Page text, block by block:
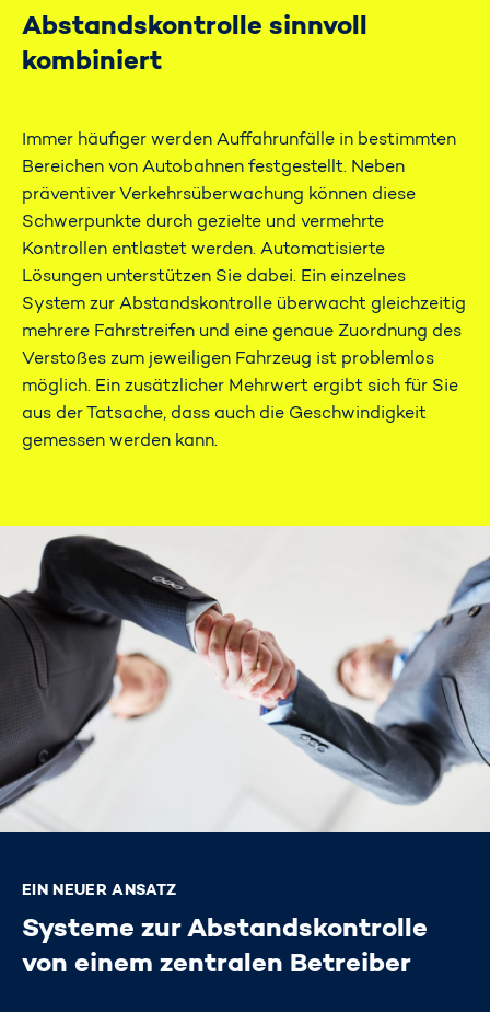
Abstandskontrolle sinnvoll
kombiniert
Immer häufiger werden Auffahrunfälle in bestimmten
Bereichen von Autobahnen festgestellt. Neben
präventiver Verkehrsüberwachung können diese
Schwerpunkte durch gezielte und vermehrte
Kontrollen entlastet werden. Automatisierte
Lösungen unterstützen Sie dabei. Ein einzelnes
System zur Abstandskontrolle überwacht gleichzeitig
mehrere Fahrstreifen und eine genaue Zuordnung des
Verstoßes zum jeweiligen Fahrzeug ist problemlos
möglich. Ein zusätzlicher Mehrwert ergibt sich für Sie
aus der Tatsache, dass auch die Geschwindigkeit
gemessen werden kann.
EIN NEUER ANSATZ
Systeme zur Abstandskontrolle
von einem zentralen Betreiber